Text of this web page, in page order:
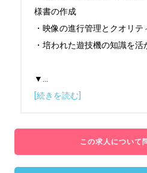
様書の作成
・映像の進行管理とクオリテ
・培われた遊技機の知識を
▼
[続きを読む]
この求人について